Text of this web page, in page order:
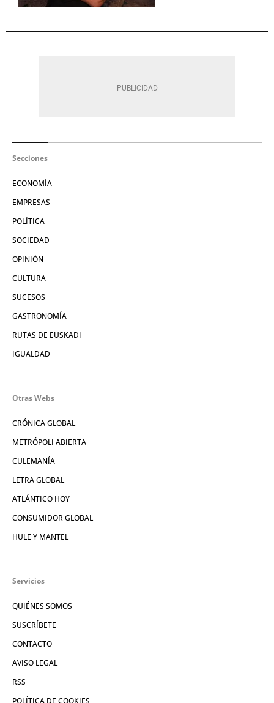
Secciones
ECONOMÍA
EMPRESAS
POLÍTICA
SOCIEDAD
OPINIÓN
CULTURA
SUCESOS
GASTRONOMÍA
RUTAS DE EUSKADI
IGUALDAD
Otras Webs
CRÓNICA GLOBAL
METRÓPOLI ABIERTA
CULEMANÍA
LETRA GLOBAL
ATLÁNTICO HOY
CONSUMIDOR GLOBAL
HULE Y MANTEL
Servicios
QUIÉNES SOMOS
SUSCRÍBETE
CONTACTO
AVISO LEGAL
RSS
POLÍTICA DE COOKIES